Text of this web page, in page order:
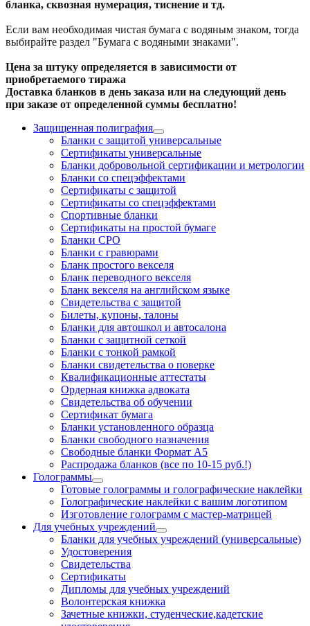
бланка, сквозная нумерация, тиснение и тд.
Если вам необходимая чистая бумага с водяным знаком, тогда
выбирайте раздел "Бумага с водяными знаками".
Цена за штуку определяется в зависимости от
приобретаемого тиража
Доставка бланков в день заказа или на следующий день
при заказе от определенной суммы бесплатно!
Защищенная полиграфия
Бланки с защитой универсальные
Сертификаты универсальные
Бланки добровольной сертификации и метрологии
Бланки со спецэффектами
Сертификаты с защитой
Сертификаты со спецэффектами
Спортивные бланки
Cертификаты на простой бумаге
Бланки СРО
Бланки с гравюрами
Бланк простого векселя
Бланк переводного векселя
Бланк векселя на английском языке
Свидетельства с защитой
Билеты, купоны, талоны
Бланки для автошкол и автосалона
Бланки с защитной сеткой
Бланки с тонкой рамкой
Бланки свидетельства о поверке
Квалификационные аттестаты
Ордерная книжка адвоката
Свидетельства об обучении
Сертификат бумага
Бланки установленного образца
Бланки свободного назначения
Свободные бланки Формат А5
Распродажа бланков (все по 10-15 руб.!)
Голограммы
Готовые голограммы и голографические наклейки
Голографические наклейки с вашим логотипом
Изготовление голограмм с мастер-матрицей
Для учебных учреждений
Бланки для учебных учреждений (универсальные)
Удостоверения
Свидетельства
Сертификаты
Дипломы для учебных учреждений
Волонтерская книжка
Зачетные книжки, студенческие,кадетские